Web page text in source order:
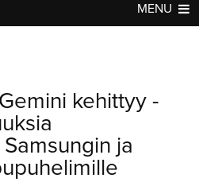
MENU
HUHUT
TESTIT
KOMMENTTI
VIDEOT
kehittyy -
ja